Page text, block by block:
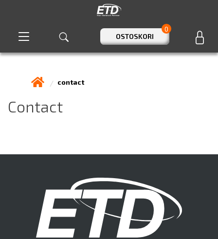
OSTOSKORI
0
contact
Contact